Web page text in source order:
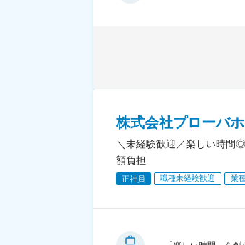
株式会社プローバ
＼未経験歓迎／楽しい時間
額負担
正社員 職種未経験歓迎 業